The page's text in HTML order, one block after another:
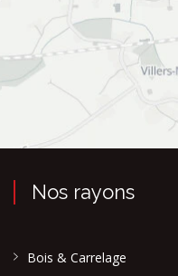
Nos rayons
Bois & Carrelage